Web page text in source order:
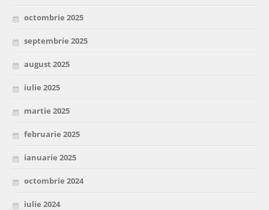
octombrie 2025
septembrie 2025
august 2025
iulie 2025
martie 2025
februarie 2025
ianuarie 2025
octombrie 2024
iulie 2024